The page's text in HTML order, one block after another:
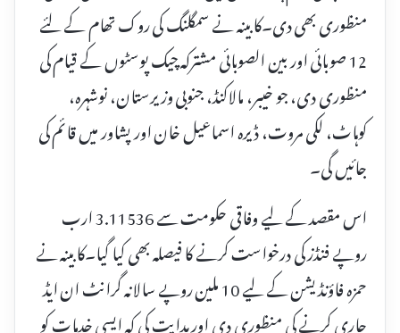
منظوری بھی دی۔کابینہ نے سمگلنگ کی روک تھام کے لئے
12 صوبائی اور بین الصوبائی مشترکہ چیک پوسٹوں کے قیام کی
منظوری دی، جو خیبر، مالاکنڈ، جنوبی وزیرستان، نوشہرہ،
کوہاٹ، لکی مروت، ڈیرہ اسماعیل خان اور پشاور میں قائم کی
جائیں گی۔
اس مقصد کے لیے وفاقی حکومت سے 3.11536 ارب
روپے فنڈز کی درخواست کرنے کا فیصلہ بھی کیا گیا۔کابینہ نے
حمزہ فاؤنڈیشن کے لیے 10 ملین روپے سالانہ گرانٹ ان ایڈ
جاری کرنے کی منظوری دی اور ہدایت کی کہ ایسی خدمات کو